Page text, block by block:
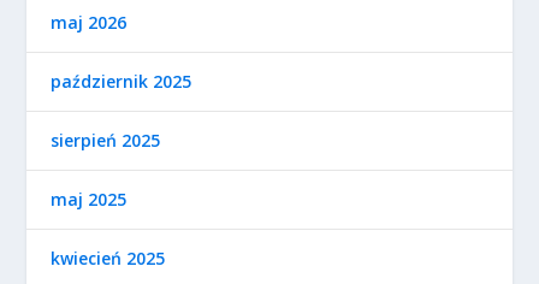
maj 2026
październik 2025
sierpień 2025
maj 2025
kwiecień 2025